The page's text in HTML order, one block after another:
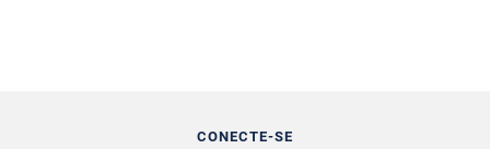
CONECTE-SE